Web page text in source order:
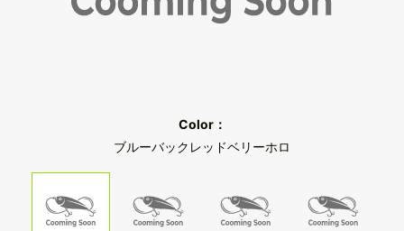
Color：
ブルーバックレッドベリーホロ